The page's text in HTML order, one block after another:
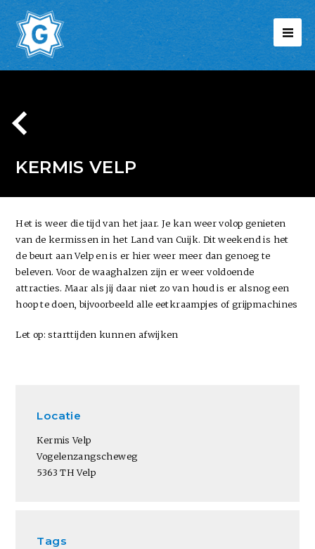
KERMIS VELP
Het is weer die tijd van het jaar. Je kan weer volop genieten
van de kermissen in het Land van Cuijk. Dit weekend is het
de beurt aan Velp en is er hier weer meer dan genoeg te
beleven. Voor de waaghalzen zijn er weer voldoende
attracties. Maar als jij daar niet zo van houd is er alsnog een
hoop te doen, bijvoorbeeld alle eetkraampjes of grijpmachines
Let op: starttijden kunnen afwijken
Locatie
Kermis Velp
Vogelenzangscheweg
5363 TH Velp
Tags